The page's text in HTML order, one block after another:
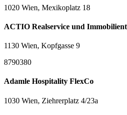
1020 Wien, Mexikoplatz 18
ACTIO Realservice und
1130 Wien, Kopfgasse 9
8790380
Adamle Hospitality FlexCo
1030 Wien, Ziehrerplatz 4/23a